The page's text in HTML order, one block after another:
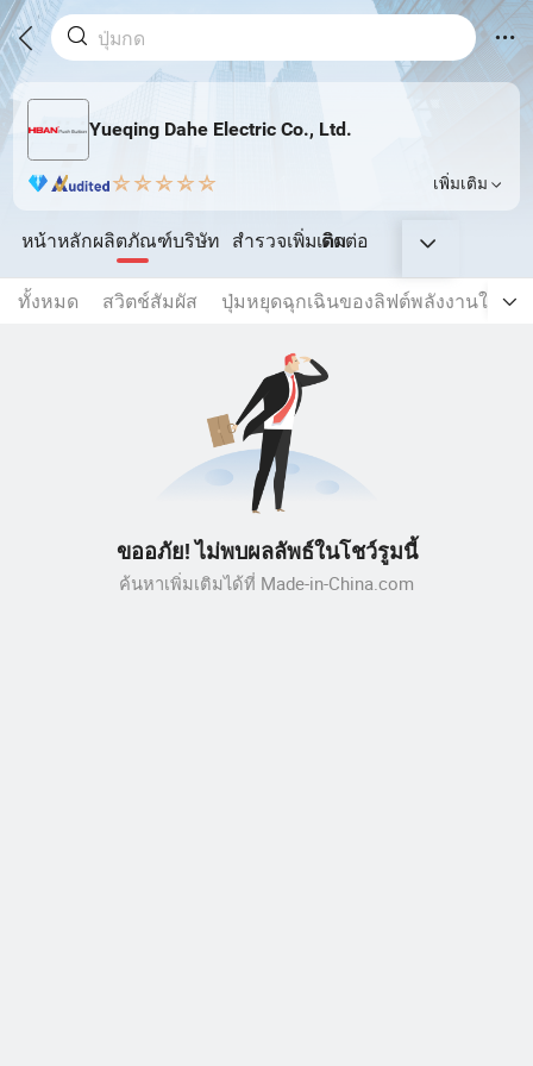
Yueqing Dahe Electric Co., Ltd.
เพิ่มเติม
หน้าหลักผลิตภัณฑ์บริษัท สำรวจเพิ่มเติมติดต่อ
ทั้งหมด สวิตช์สัมผัส ปุ่มหยุดฉุกเฉินของลิฟต์พลังงานใหม่
ขออภัย! ไม่พบผลลัพธ์ในโชว์รูมนี้
ค้นหาเพิ่มเติมได้ที่ Made-in-China.com